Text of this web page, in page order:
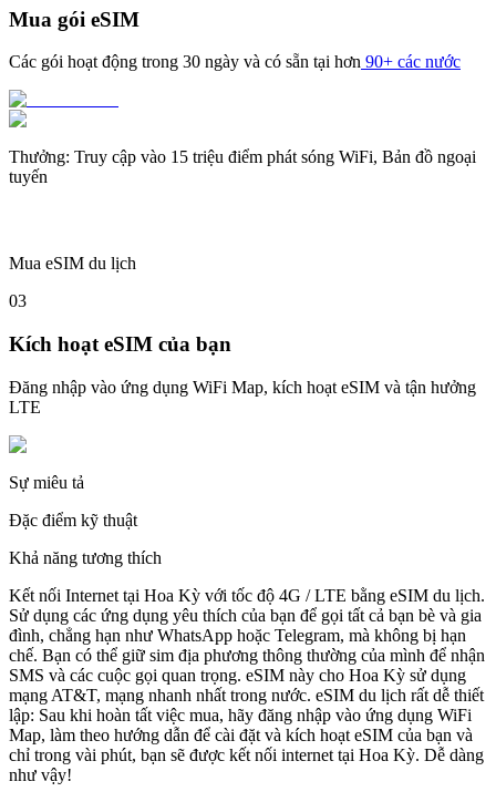
Mua gói eSIM
Các gói hoạt động trong 30 ngày và có sẵn tại hơn 90+ các nước
Thưởng: Truy cập vào 15 triệu điểm phát sóng WiFi, Bản đồ ngoại
tuyến
Mua eSIM du lịch
03
Kích hoạt eSIM của bạn
Đăng nhập vào ứng dụng WiFi Map, kích hoạt eSIM và tận hưởng
LTE
Sự miêu tả
Đặc điểm kỹ thuật
Khả năng tương thích
Kết nối Internet tại Hoa Kỳ với tốc độ 4G / LTE bằng eSIM du lịch.
Sử dụng các ứng dụng yêu thích của bạn để gọi tất cả bạn bè và gia
đình, chẳng hạn như WhatsApp hoặc Telegram, mà không bị hạn
chế. Bạn có thể giữ sim địa phương thông thường của mình để nhận
SMS và các cuộc gọi quan trọng. eSIM này cho Hoa Kỳ sử dụng
mạng AT&T, mạng nhanh nhất trong nước. eSIM du lịch rất dễ thiết
lập: Sau khi hoàn tất việc mua, hãy đăng nhập vào ứng dụng WiFi
Map, làm theo hướng dẫn để cài đặt và kích hoạt eSIM của bạn và
chỉ trong vài phút, bạn sẽ được kết nối internet tại Hoa Kỳ. Dễ dàng
như vậy!